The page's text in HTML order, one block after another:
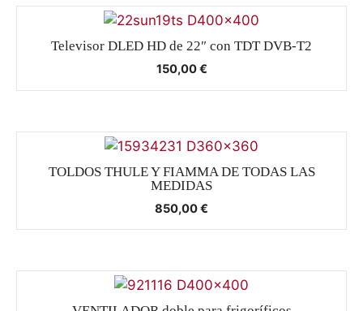
Televisor DLED HD de 22″ con TDT DVB-T2
150,00€
TOLDOS THULE Y FIAMMA DE TODAS LAS
MEDIDAS
850,00€